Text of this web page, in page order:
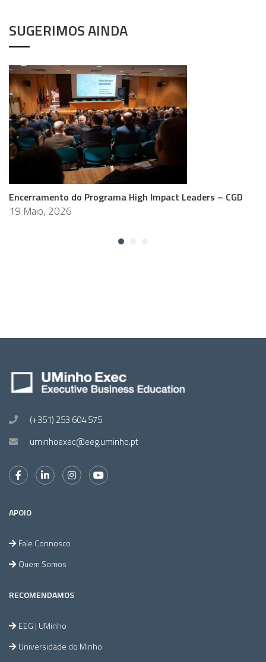
SUGERIMOS AINDA
Encerramento do Programa High Impact Leaders – CGD
19 Maio, 2026
(+351) 253 604 575
uminhoexec@eeg.uminho.pt
APOIO
Fale Connosco
Quem Somos
RECOMENDAMOS
EEG | UMinho
Universidade do Minho